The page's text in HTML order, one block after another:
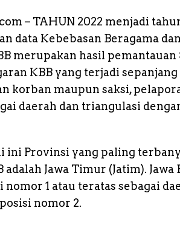
s
e
n
g
e
y
p
e
a
il
p
y
L
i
n
k
a
r
e
– TAHUN 2022 menjadi
data Kebebasan Beragama
merupakan hasil pemantauan
KBB yang terjadi sepanjang
korban maupun saksi,
daerah dan triangulasi
ini Provinsi yang paling
Jawa Timur (Jatim). Jawa
1 atau teratas sebagai
nomor 2.